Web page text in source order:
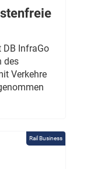
DB InfraGo
des
Verkehre
Rail Business